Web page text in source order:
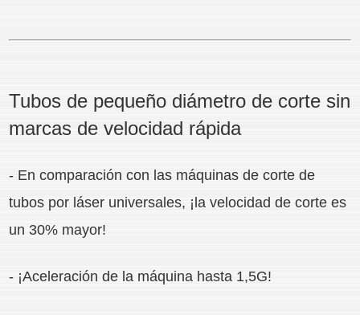
Tubos de pequeño diámetro de corte sin
marcas de velocidad rápida
- En comparación con las máquinas de corte de
tubos por láser universales, ¡la velocidad de corte es
un 30% mayor!
- ¡Aceleración de la máquina hasta 1,5G!